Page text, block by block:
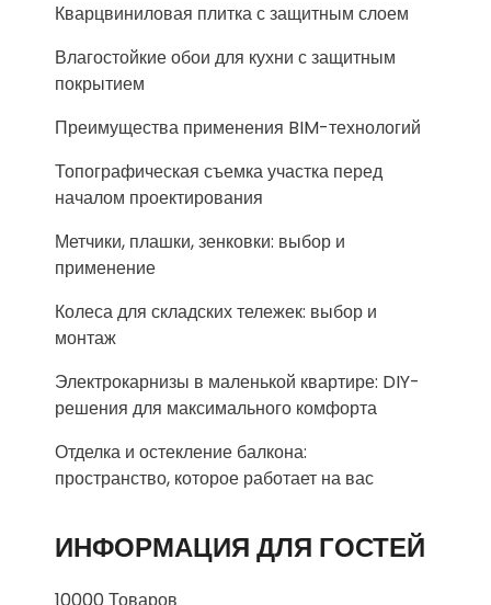
Кварцвиниловая плитка с защитным слоем
Влагостойкие обои для кухни с защитным
покрытием
Преимущества применения BIM-технологий
Топографическая съемка участка перед
началом проектирования
Метчики, плашки, зенковки: выбор и
применение
Колеса для складских тележек: выбор и
монтаж
Электрокарнизы в маленькой квартире: DIY-
решения для максимального комфорта
Отделка и остекление балкона:
пространство, которое работает на вас
ИНФОРМАЦИЯ ДЛЯ ГОСТЕЙ